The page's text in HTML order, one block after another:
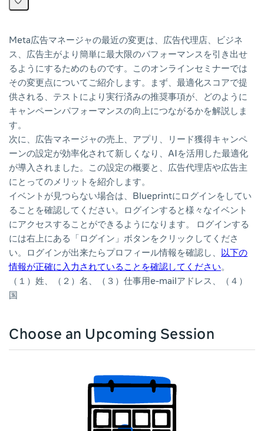
Meta広告マネージャの最近の変更は、広告代理店、ビジネ
ス、広告主がより簡単に最大限のパフォーマンスを引き出せ
るようにするためのものです。このオンラインセミナーでは
その変更点についてご紹介します。まず、最適化スコアで提
供される、テストにより実行済みの推奨事項が、どのように
キャンペーンパフォーマンスの向上につながるかを解説しま
す。
次に、広告マネージャの売上、アプリ、リード獲得キャンペ
ーンの設定が効率化されて新しくなり、AIを活用した最適化
が導入されました。この設定の概要と、広告代理店や広告主
にとってのメリットを紹介します。
イベントが見つらない場合は、Blueprintにログインをしてい
ることを確認してください。ログインすると様々なイベント
にアクセスすることができるようになります。 ログインする
には右上にある「ログイン」ボタンをクリックしてくださ
い。ログインが出来たらプロフィール情報を確認し、 以下の
情報が正確に入力されていることを確認してください。
（１）姓、（２）名、（３）仕事用e-mailアドレス、（４）
国
Choose an Upcoming Session